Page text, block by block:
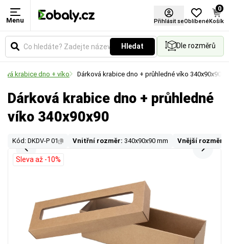
Menu Přihlásit seOblíbené
0
Košík
Hledat Dle rozměrů
krabice dno + víko Dárková krabice dno + průhledné víko 340x90x90
Dárková krabice dno + průhledné
víko 340x90x90
Kód: DKDV-P 01 Vnitřní rozměr: 340x90x90 mm Vnější rozměr:
Sleva až -10%